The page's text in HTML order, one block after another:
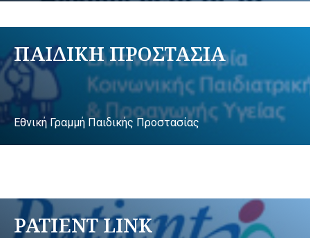
ΠΑΙΔΙΚΗ ΠΡΟΣΤΑΣΙΑ
Εθνική Γραμμή Παιδικής Προστασίας
PATIENT LINK